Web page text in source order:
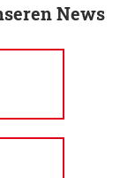
News